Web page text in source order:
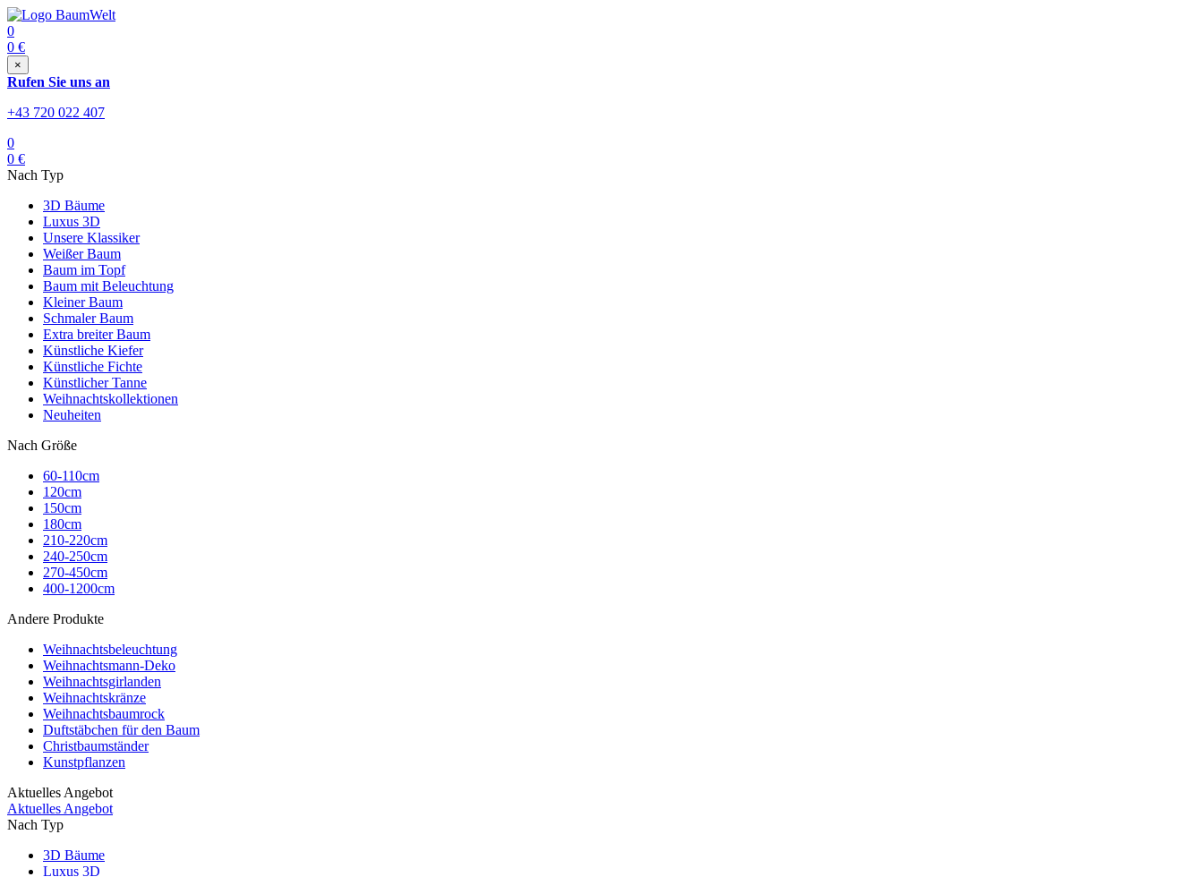
0
0 €
×
Rufen Sie uns an
+43 720 022 407
0
0 €
Nach Typ
3D Bäume
Luxus 3D
Unsere Klassiker
Weißer Baum
Baum im Topf
Baum mit Beleuchtung
Kleiner Baum
Schmaler Baum
Extra breiter Baum
Künstliche Kiefer
Künstliche Fichte
Künstlicher Tanne
Weihnachtskollektionen
Neuheiten
Nach Größe
60-110cm
120cm
150cm
180cm
210-220cm
240-250cm
270-450cm
400-1200cm
Andere Produkte
Weihnachtsbeleuchtung
Weihnachtsmann-Deko
Weihnachtsgirlanden
Weihnachtskränze
Weihnachtsbaumrock
Duftstäbchen für den Baum
Christbaumständer
Kunstpflanzen
Aktuelles Angebot
Aktuelles Angebot
Nach Typ
3D Bäume
Luxus 3D